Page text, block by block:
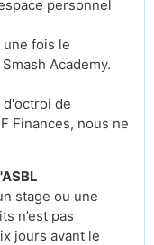
personnel
fois le
Academy.
d'octroi de
Finances, nous ne
stage ou une
n’est pas
jours avant le